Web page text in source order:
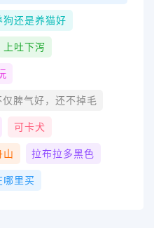
狗还是养猫好
上吐下泻
脾气好，还不掉毛
可卡犬
山 拉布拉多黑色
哪里买